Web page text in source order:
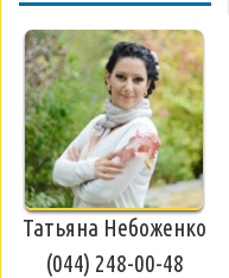
Татьяна Небоженко
(044) 248-00-48